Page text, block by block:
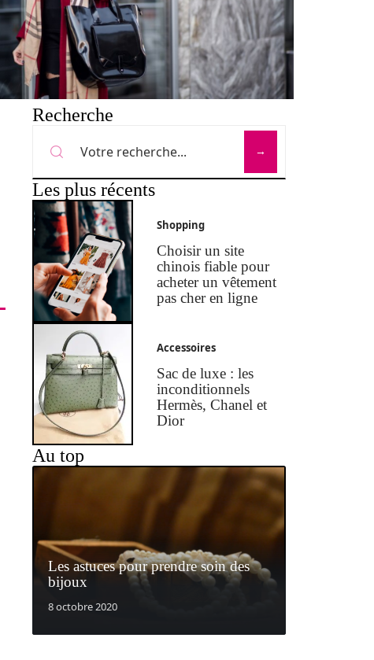
Recherche
Les plus récents
Shopping
Choisir un site
chinois fiable pour
acheter un vêtement
pas cher en ligne
Accessoires
Sac de luxe : les
inconditionnels
Hermès, Chanel et
Dior
Au top
Les astuces pour prendre soin des
bijoux
8 octobre 2020